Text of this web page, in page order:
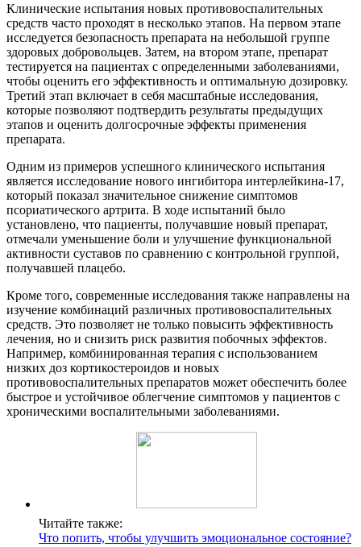
Клинические испытания новых противовоспалительных
средств часто проходят в несколько этапов. На первом этапе
исследуется безопасность препарата на небольшой группе
здоровых добровольцев. Затем, на втором этапе, препарат
тестируется на пациентах с определенными заболеваниями,
чтобы оценить его эффективность и оптимальную дозировку.
Третий этап включает в себя масштабные исследования,
которые позволяют подтвердить результаты предыдущих
этапов и оценить долгосрочные эффекты применения
препарата.
Одним из примеров успешного клинического испытания
является исследование нового ингибитора интерлейкина-17,
который показал значительное снижение симптомов
псориатического артрита. В ходе испытаний было
установлено, что пациенты, получавшие новый препарат,
отмечали уменьшение боли и улучшение функциональной
активности суставов по сравнению с контрольной группой,
получавшей плацебо.
Кроме того, современные исследования также направлены на
изучение комбинаций различных противовоспалительных
средств. Это позволяет не только повысить эффективность
лечения, но и снизить риск развития побочных эффектов.
Например, комбинированная терапия с использованием
низких доз кортикостероидов и новых
противовоспалительных препаратов может обеспечить более
быстрое и устойчивое облегчение симптомов у пациентов с
хроническими воспалительными заболеваниями.
Читайте также:
Что попить, чтобы улучшить эмоциональное состояние?